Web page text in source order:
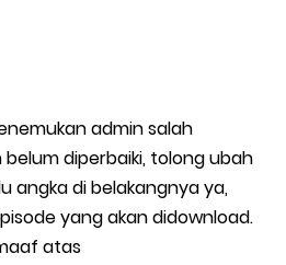
admin salah
diperbaiki, tolong ubah
angka di belakangnya ya,
yang akan didownload.
atas